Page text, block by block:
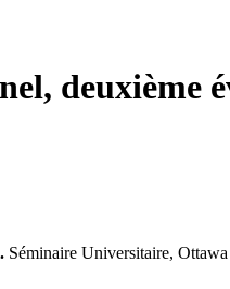
deuxième
Séminaire Universitaire, Ottawa